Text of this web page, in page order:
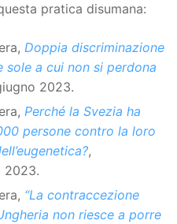
pratica disumana:
Doppia discriminazione
sole a cui non si perdona
2023.
Perché la Svezia ha
persone contro la loro
,
2023.
“La contraccezione
non riesce a porre